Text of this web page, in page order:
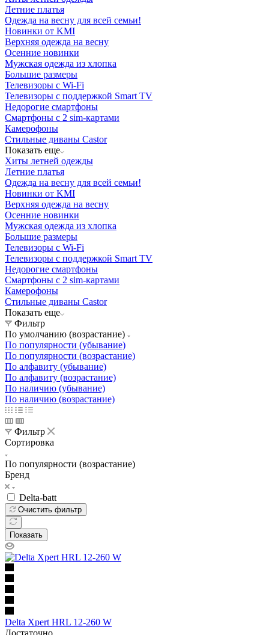
Летние платья
Одежда на весну для всей семьи!
Новинки от KMI
Верхняя одежда на весну
Осенние новинки
Мужская одежда из хлопка
Большие размеры
Телевизоры с Wi-Fi
Телевизоры с поддержкой Smart TV
Недорогие смартфоны
Смартфоны с 2 sim-картами
Камерофоны
Стильные диваны Castor
Показать еще
Хиты летней одежды
Летние платья
Одежда на весну для всей семьи!
Новинки от KMI
Верхняя одежда на весну
Осенние новинки
Мужская одежда из хлопка
Большие размеры
Телевизоры с Wi-Fi
Телевизоры с поддержкой Smart TV
Недорогие смартфоны
Смартфоны с 2 sim-картами
Камерофоны
Стильные диваны Castor
Показать еще
Фильтр
По умолчанию (возрастание)
По популярности (убывание)
По популярности (возрастание)
По алфавиту (убывание)
По алфавиту (возрастание)
По наличию (убывание)
По наличию (возрастание)
Фильтр
Сортировка
По популярности (возрастание)
Бренд
Delta-batt
Очистить фильтр
Показать
Delta Xpert HRL 12-260 W
Достаточно